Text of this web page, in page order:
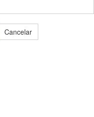
Cancelar